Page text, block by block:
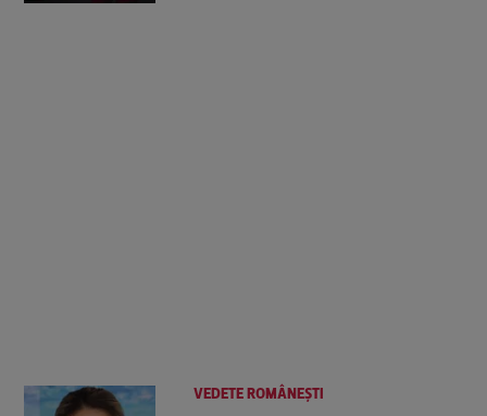
VEDETE ROMÂNEŞTI